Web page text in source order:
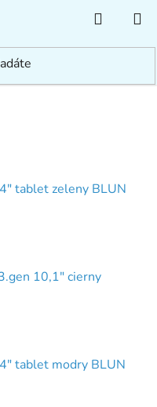
KOŠÍK
tablet zeleny BLUN
10,1" cierny
tablet modry BLUN